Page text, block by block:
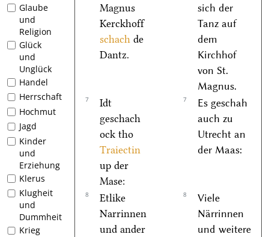
Glaube
und
Religion
Glück
und
Unglück
Handel
Herrschaft
Hochmut
Jagd
Kinder
und
Erziehung
Klerus
Klugheit
und
Dummheit
Krieg
Magnus
Kerckhoff
schach de
Dantz.
sich der
Tanz auf
dem
Kirchhof
von St.
Magnus.
7
Idt
geschach
ock tho
Traiectin
up der
Mase:
7
Es geschah
auch zu
Utrecht an
der Maas:
8
Etlike
Narrinnen
und ander
8
Viele
Närrinnen
und weitere